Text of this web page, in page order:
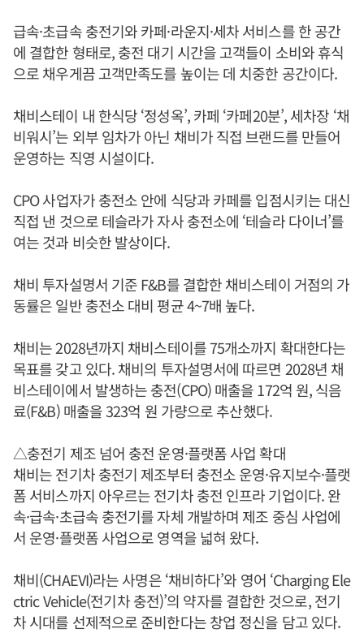
급속·초급속 충전기와 카페·라운지·세차 서비스를 한 공간
에 결합한 형태로, 충전 대기 시간을 고객들이 소비와 휴식
으로 채우게끔 고객만족도를 높이는 데 치중한 공간이다.
채비스테이 내 한식당 ‘정성옥’, 카페 ‘카페20분’, 세차장 ‘채
비워시’는 외부 임차가 아닌 채비가 직접 브랜드를 만들어
운영하는 직영 시설이다.
CPO 사업자가 충전소 안에 식당과 카페를 입점시키는 대신
직접 낸 것으로 테슬라가 자사 충전소에 ‘테슬라 다이너’를
여는 것과 비슷한 발상이다.
채비 투자설명서 기준 F&B를 결합한 채비스테이 거점의 가
동률은 일반 충전소 대비 평균 4~7배 높다.
채비는 2028년까지 채비스테이를 75개소까지 확대한다는
목표를 갖고 있다. 채비의 투자설명서에 따르면 2028년 채
비스테이에서 발생하는 충전(CPO) 매출을 172억 원, 식음
료(F&B) 매출을 323억 원 가량으로 추산했다.
△충전기 제조 넘어 충전 운영·플랫폼 사업 확대
채비는 전기차 충전기 제조부터 충전소 운영·유지보수·플랫
폼 서비스까지 아우르는 전기차 충전 인프라 기업이다. 완
속·급속·초급속 충전기를 자체 개발하며 제조 중심 사업에
서 운영·플랫폼 사업으로 영역을 넓혀 왔다.
채비(CHAEVI)라는 사명은 ‘채비하다’와 영어 ‘Charging Ele
ctric Vehicle(전기차 충전)’의 약자를 결합한 것으로, 전기
차 시대를 선제적으로 준비한다는 창업 정신을 담고 있다.